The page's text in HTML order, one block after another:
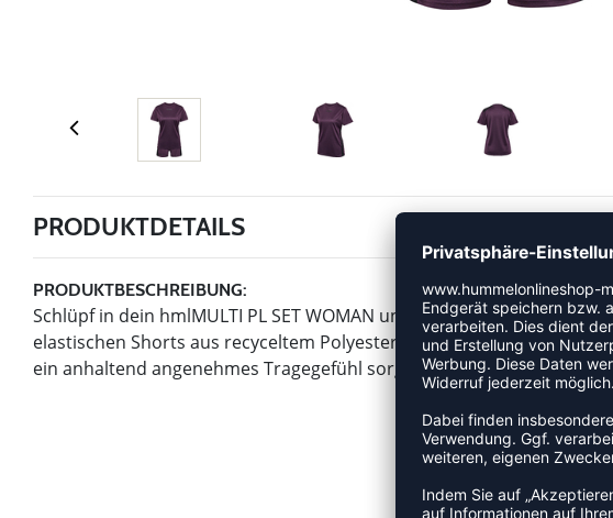
PRODUKTDETAILS
PRODUKTBESCHREIBUNG:
Schlüpf in dein hmlMULTI PL SET WOMAN und geh raus ins Freie.
elastischen Shorts aus recyceltem Polyester-Jerseystoff sowie einem
ein anhaltend angenehmes Tragegefühl sorgt.